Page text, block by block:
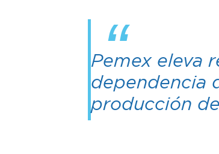
Pemex eleva
dependencia
producción